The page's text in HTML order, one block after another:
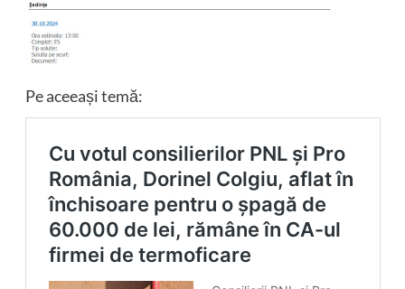
Pe aceeași temă: